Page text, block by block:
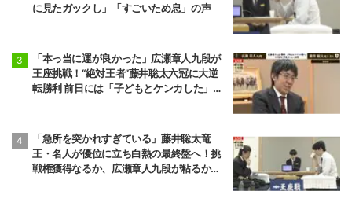
に見たガックし」「すごいため息」の声
「本っ当に運が良かった」広瀬章人九段が
王座挑戦！“絶対王者”藤井聡太六冠に大逆
転勝利 前日には「子どもとケンカした」パ
「急所を突かれすぎている」藤井聡太竜
王・名人が優位に立ち白熱の最終盤へ！挑
戦権獲得なるか、広瀬章人九段が粘るか／